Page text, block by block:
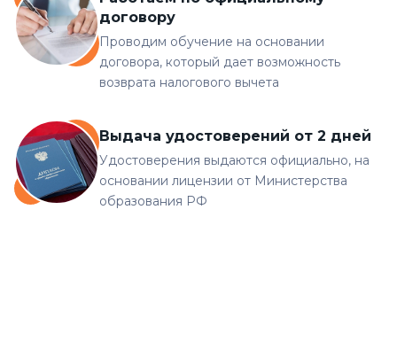
договору
Проводим обучение на основании
договора, который дает возможность
возврата налогового вычета
Выдача удостоверений от 2 дней
Удостоверения выдаются официально, на
основании лицензии от Министерства
образования РФ